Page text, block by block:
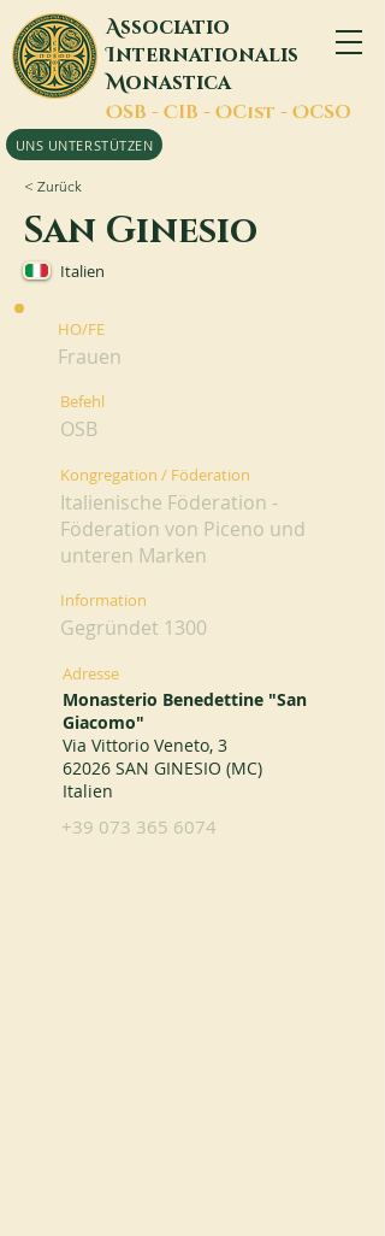
Associatio
Internationalis
Monastica
OSB - CIB - OCist - OCSO
UNS UNTERSTÜTZEN
< Zurück
San Ginesio
Italien
HO/FE
Frauen
Befehl
OSB
Kongregation / Föderation
Italienische Föderation -
Föderation von Piceno und
unteren Marken
Information
Gegründet 1300
Adresse
Monasterio Benedettine "San
Giacomo"
Via Vittorio Veneto, 3
62026 SAN GINESIO (MC)
Italien
+39 073 365 6074